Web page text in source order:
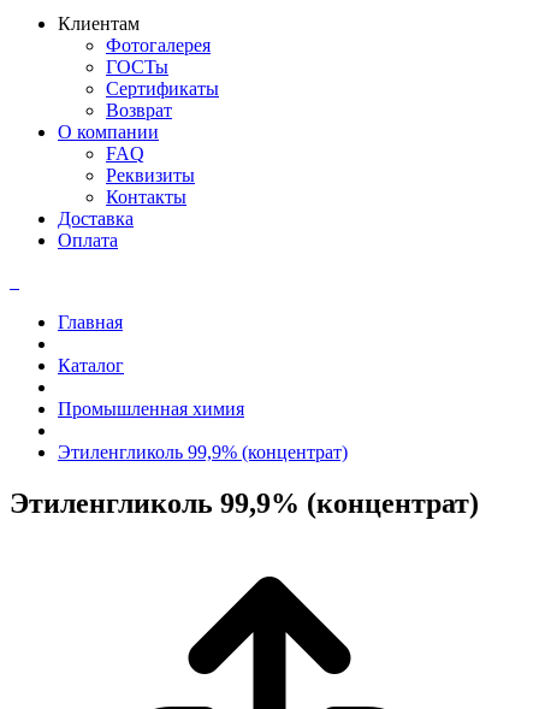
Клиентам
Фотогалерея
ГОСТы
Сертификаты
Возврат
О компании
FAQ
Реквизиты
Контакты
Доставка
Оплата
Главная
Каталог
Промышленная химия
Этиленгликоль 99,9% (концентрат)
Этиленгликоль 99,9% (концентрат)